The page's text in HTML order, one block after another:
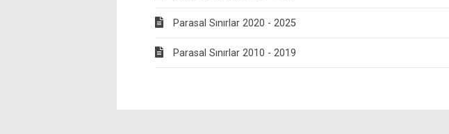
Parasal Sınırlar 2020 - 2025
Parasal Sınırlar 2010 - 2019